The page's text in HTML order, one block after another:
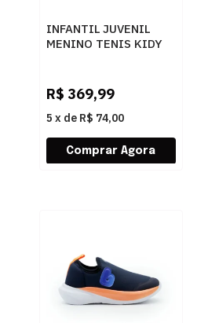
INFANTIL JUVENIL
MENINO TENIS KIDY
R$ 369,99
5 x de R$ 74,00